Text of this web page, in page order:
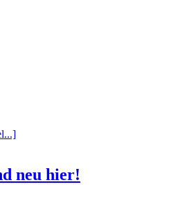
neu hier!